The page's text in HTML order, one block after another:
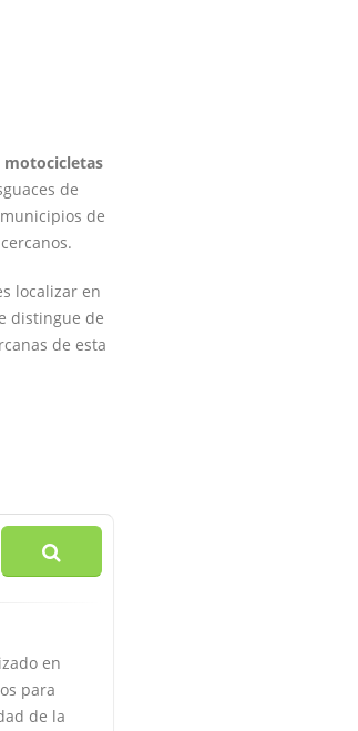
motocicletas
de
de
localizar en
distingue de
de esta
en
para
de la